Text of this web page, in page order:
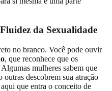
da Sexualidade
no branco. Você pode ouvir
, que reconhece que os
mulheres sabem que
outras descobrem sua atração
que entra o conceito de